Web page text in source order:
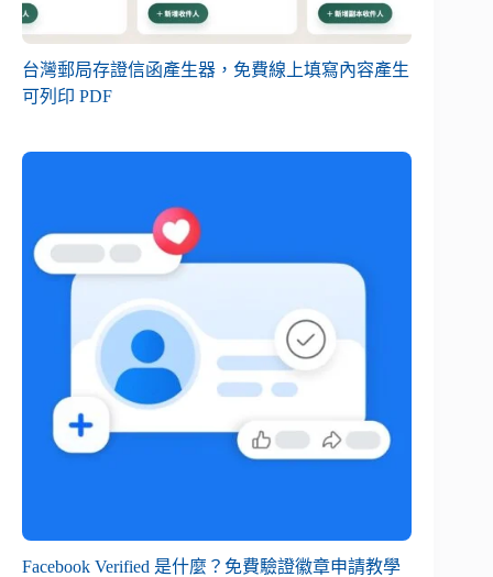
台灣郵局存證信函產生器，免費線上填寫內容產生
可列印 PDF
Facebook Verified 是什麼？免費驗證徽章申請教學